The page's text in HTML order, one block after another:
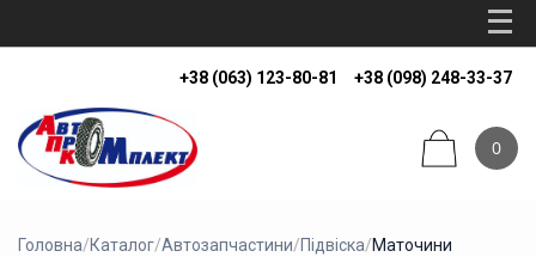
+38 (063) 123-80-81 +38 (098) 248-33-37
0
Головна/Каталог/Автозапчастини/Підвіска/Маточини